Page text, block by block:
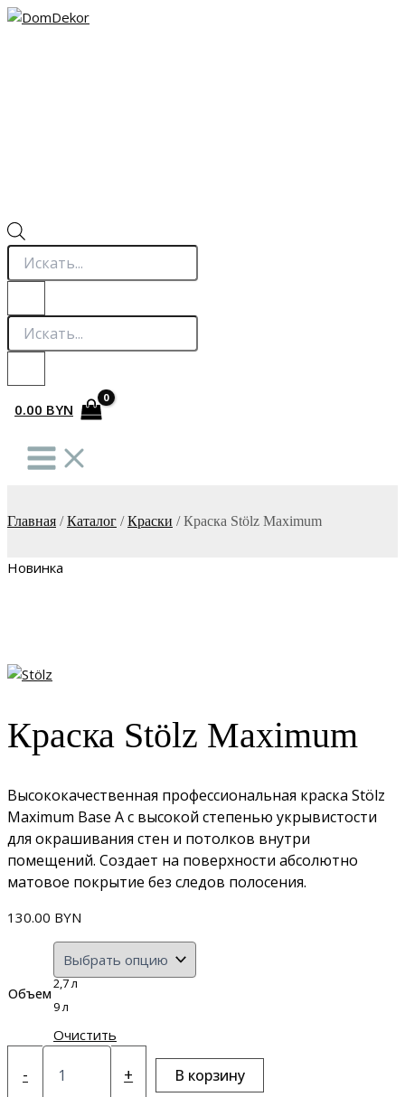
Перейти
Поиск
товаров
Поиск
товаров
0.00 BYN
Главная /Каталог /Краски /Краска Stölz Maximum
Новинка
Краска Stölz Maximum
Высококачественная профессиональная краска Stölz
Maximum Base A с высокой степенью укрывистости
для окрашивания стен и потолков внутри
помещений. Создает на поверхности абсолютно
матовое покрытие без следов полосения.
130.00 BYN
Объем
2,7 л
9 л
Очистить
-
Количество
+ В корзину